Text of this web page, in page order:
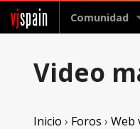
vjspain Comunidad
Video
Inicio › Foros › Web